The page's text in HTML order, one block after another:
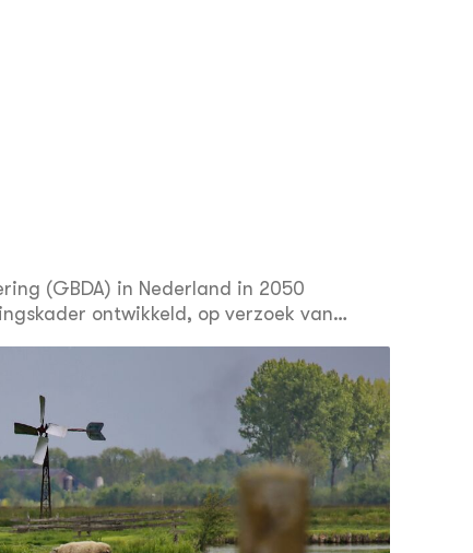
(GBDA) in Nederland in 2050
ontwikkeld, op verzoek van
is gelanceerd. Doel van
dragen aan maatschappelijke opgaven
en landschap en cultuurhistorie.
voor agrariërs essentieel. Naast
initiatieven voor de GBDA aandragen,
provincies en
particuliere grondeigenaren en
studie is een voorselectie te maken